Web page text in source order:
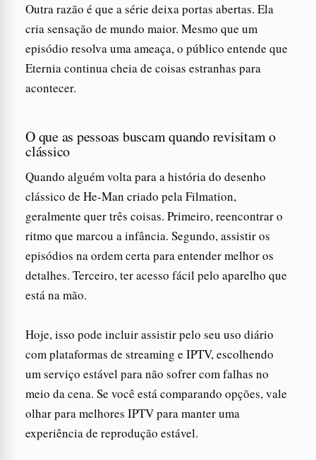
Outra razão é que a série deixa portas abertas. Ela
cria sensação de mundo maior. Mesmo que um
episódio resolva uma ameaça, o público entende que
Eternia continua cheia de coisas estranhas para
acontecer.
O que as pessoas buscam quando revisitam o
clássico
Quando alguém volta para a história do desenho
clássico de He-Man criado pela Filmation,
geralmente quer três coisas. Primeiro, reencontrar o
ritmo que marcou a infância. Segundo, assistir os
episódios na ordem certa para entender melhor os
detalhes. Terceiro, ter acesso fácil pelo aparelho que
está na mão.
Hoje, isso pode incluir assistir pelo seu uso diário
com plataformas de streaming e IPTV, escolhendo
um serviço estável para não sofrer com falhas no
meio da cena. Se você está comparando opções, vale
olhar para melhores IPTV para manter uma
experiência de reprodução estável.